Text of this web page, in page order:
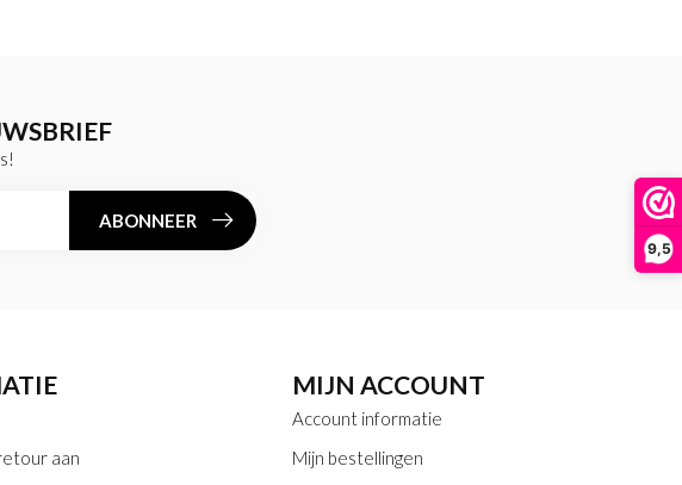
9,5
ABONNEER
aan
MIJN ACCOUNT
Account informatie
Mijn bestellingen